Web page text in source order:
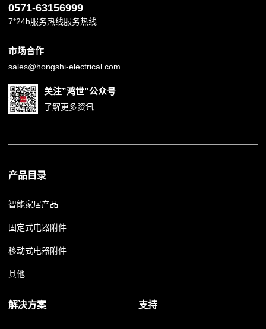
0571-63156999
7*24h服务热线服务热线
市场合作
sales@hongshi-electrical.com
关注”鸿世”公众号
了解更多资讯
产品目录
智能家居产品
固定式电器附件
移动式电器附件
其他
解决方案 支持